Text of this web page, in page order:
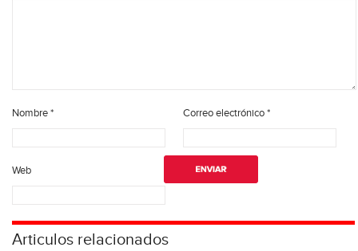
Nombre* Correo electrónico*
Web
Articulos relacionados